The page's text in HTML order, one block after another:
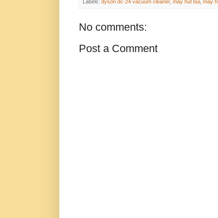
Labels: dyson dc-24 vacuum cleaner, máy hút bụi máy
No comments:
Post a Comment